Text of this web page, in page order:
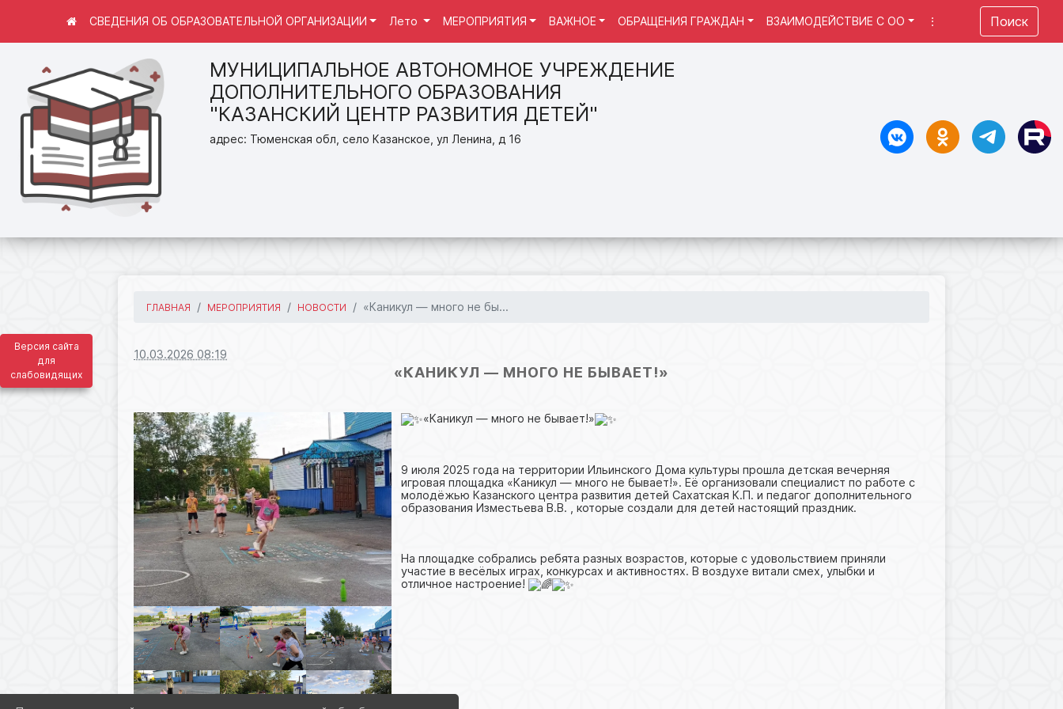
Версия сайта
для
слабовидящих
МУНИЦИПАЛЬНОЕ АВТОНОМНОЕ УЧРЕЖДЕНИЕ
ДОПОЛНИТЕЛЬНОГО ОБРАЗОВАНИЯ
"КАЗАНСКИЙ ЦЕНТР РАЗВИТИЯ ДЕТЕЙ"
адрес: Тюменская обл, село Казанское, ул Ленина, д 16
СВЕДЕНИЯ ОБ ОБРАЗОВАТЕЛЬНОЙ ОРГАНИЗАЦИИ Лето МЕРОПРИЯТИЯ ВАЖНОЕ ОБРАЩЕНИЯ ГРАЖДАН ВЗАИМОДЕЙСТВИЕ С ОО ⋮ Поиск
ГЛАВНАЯ МЕРОПРИЯТИЯ НОВОСТИ «Каникул — много не бы...
10.03.2026 08:19
«КАНИКУЛ — МНОГО НЕ БЫВАЕТ!»
«Каникул — много не бывает!»
9 июля 2025 года на территории Ильинского Дома культуры прошла детская вечерняя
игровая площадка «Каникул — много не бывает!». Её организовали специалист по работе с
молодёжью Казанского центра развития детей Сахатская К.П. и педагог дополнительного
образования Изместьева В.В. , которые создали для детей настоящий праздник.
На площадке собрались ребята разных возрастов, которые с удовольствием приняли
участие в весёлых играх, конкурсах и активностях. В воздухе витали смех, улыбки и
отличное настроение!